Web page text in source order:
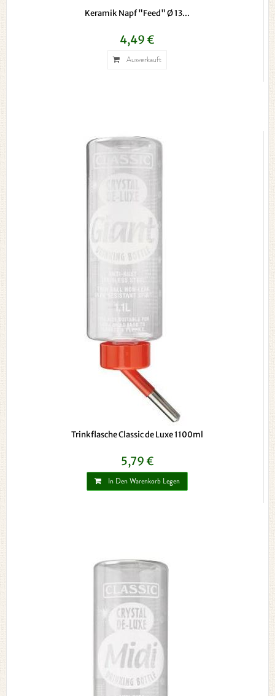
Keramik Napf "Feed" Ø 13...
4,49 €
Ausverkauft
Trinkflasche Classic de Luxe 1100ml
5,79 €
In Den Warenkorb Legen